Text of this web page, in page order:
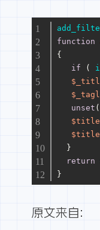
function
{
if (
unset (
$title
$title
  }
return
}
原文来自: